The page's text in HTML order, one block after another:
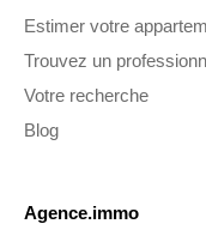
Estimer votre
Trouvez un
Votre recherche
Blog
Agence.immo